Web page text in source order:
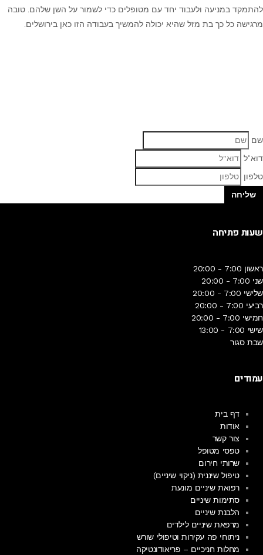
להתמקד במניעה ולעבוד יחד עם מטופלים כדי לשמור על השן שלהם. טובה
מרגישה כל כך בת מזל שהיא יכולה להמשיך בעבודה הזו כאן בירושלים.
שם
דוא"ל
טלפון
שליחה
שעות פתיחה
ראשון 7:00 - 20:00
שני 7:00 - 20:00
שלישי 7:00 - 20:00
רביעי 7:00 - 20:00
חמישי 7:00 - 20:00
שישי 7:00 - 13:00
שבת סגור
עמודים
דף בית
אודות
צור קשר
טפסי מטופל
שרותי חירום
טיפול שיננית (ניקוי שיניים)
רפואת שיניים מונעת
סתימות שיניים
הלבנת שיניים
מרפאת שיניים לילדים
ניתוחי פה עקירות וטיפולי שורש
מחלות חניכיים – פריאודונטיקה